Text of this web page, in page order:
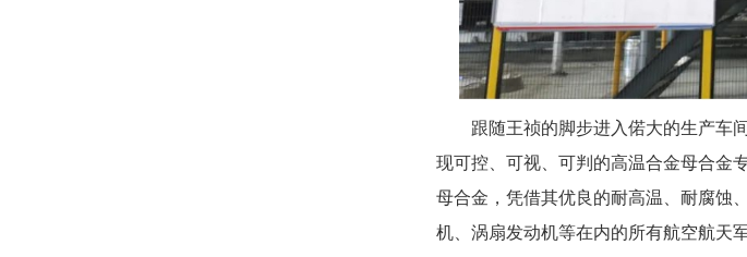
跟随王祯的脚步进入偌大的生产车
现可控、可视、可判的高温合金母合金
母合金，凭借其优良的耐高温、耐腐蚀
机、涡扇发动机等在内的所有航空航天